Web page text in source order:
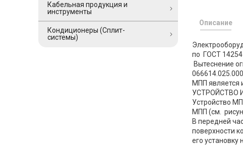
Описание
по ГОСТ
Вытеснение
МПП является
УСТРОЙСТВО
Устройство
МПП (см.
В передней
поверхности
его
Кабельная продукция и
инструменты
Кондиционеры (Сплит-
системы)